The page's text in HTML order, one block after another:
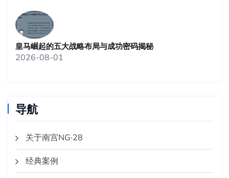
皇马崛起的五大战略布局与成功密码揭秘
2026-08-01
导航
关于南宫NG·28
经典案例